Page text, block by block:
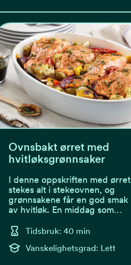
Ovnsbakt ørret med
hvitløksgrønnsaker
I denne oppskriften med ørret
stekes alt i stekeovnen, og
grønnsakene får en god smak
av hvitløk. En middag som…
Tidsbruk: 40 min
Vanskelighetsgrad: Lett